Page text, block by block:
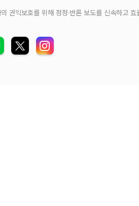
권익보호를 위해 정정‧반론 보도를 신속하고